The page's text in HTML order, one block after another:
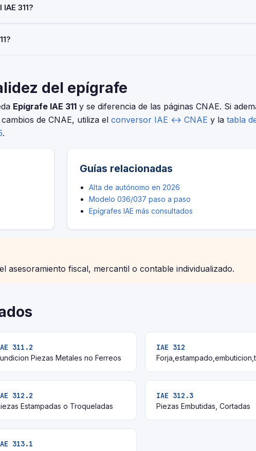
el IAE es obligatoria para todos al iniciar la actividad económica.
311?
del epígrafe
Epígrafe IAE 311 y se diferencia de las páginas CNAE. Si
de CNAE, utiliza el conversor IAE ↔ CNAE y la tabla
.
Guías relacionadas
Alta de autónomo en 2026
Modelo 036/037 paso a paso
Epígrafes IAE más consultados
asesoramiento fiscal, mercantil o contable individualizado.
311.2
Piezas Metales no Ferreos
IAE 312
312.2
Estampadas o Troqueladas
IAE 312.3
Piezas Embutidas, Cortadas
313.1